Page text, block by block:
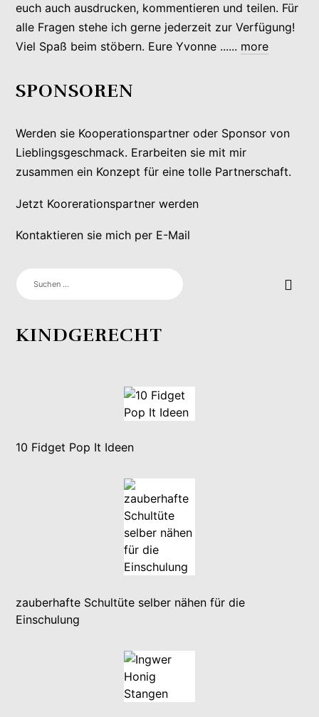
euch auch ausdrucken, kommentieren und teilen. Für
alle Fragen stehe ich gerne jederzeit zur Verfügung!
Viel Spaß beim stöbern. Eure Yvonne ...... more
SPONSOREN
Werden sie Kooperationspartner oder Sponsor von
Lieblingsgeschmack. Erarbeiten sie mit mir
zusammen ein Konzept für eine tolle Partnerschaft.
Jetzt Koorerationspartner werden
Kontaktieren sie mich per E-Mail
SUCHEN
NACH:
KINDGERECHT
10 Fidget Pop It Ideen
zauberhafte Schultüte selber nähen für die
Einschulung